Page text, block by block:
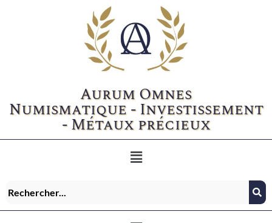
Aurum Omnes
Numismatique - Investissement
- Métaux précieux